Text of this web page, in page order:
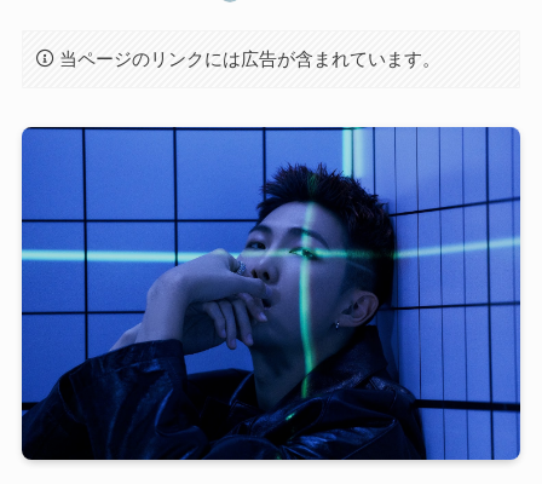
当ページのリンクには広告が含まれています。